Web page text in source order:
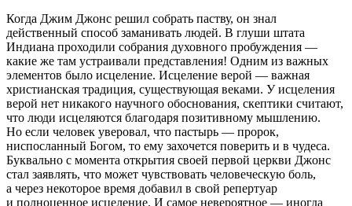
Когда Джим Джонс решил собрать паству, он знал
действенный способ заманивать людей. В глуши штата
Индиана проходили собрания духовного пробуждения —
какие же там устраивали представления! Одним из важных
элементов было исцеление. Исцеление верой — важная
христианская традиция, существующая веками. У исцеления
верой нет никакого научного обоснования, скептики считают,
что люди исцеляются благодаря позитивному мышлению.
Но если человек уверовал, что пастырь — пророк,
ниспосланный Богом, то ему захочется поверить и в чудеса.
Буквально с момента открытия своей первой церкви Джонс
стал заявлять, что может чувствовать человеческую боль,
а через некоторое время добавил в свой репертуар
и полноценное исцеление. И самое невероятное — иногда